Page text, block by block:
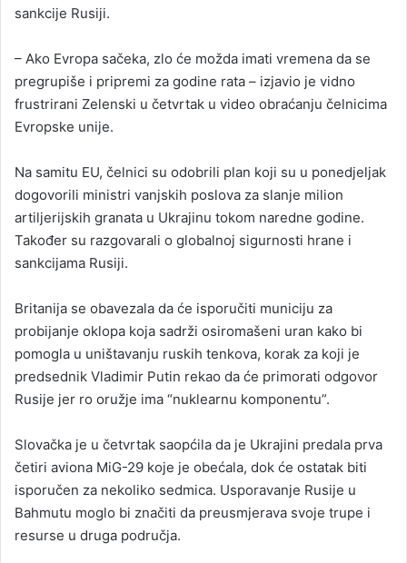
sankcije Rusiji.
– Ako Evropa sačeka, zlo će možda imati vremena da se
pregrupiše i pripremi za godine rata – izjavio je vidno
frustrirani Zelenski u četvrtak u video obraćanju čelnicima
Evropske unije.
Na samitu EU, čelnici su odobrili plan koji su u ponedjeljak
dogovorili ministri vanjskih poslova za slanje milion
artiljerijskih granata u Ukrajinu tokom naredne godine.
Također su razgovarali o globalnoj sigurnosti hrane i
sankcijama Rusiji.
Britanija se obavezala da će isporučiti municiju za
probijanje oklopa koja sadrži osiromašeni uran kako bi
pomogla u uništavanju ruskih tenkova, korak za koji je
predsednik Vladimir Putin rekao da će primorati odgovor
Rusije jer ro oružje ima “nuklearnu komponentu”.
Slovačka je u četvrtak saopćila da je Ukrajini predala prva
četiri aviona MiG-29 koje je obećala, dok će ostatak biti
isporučen za nekoliko sedmica. Usporavanje Rusije u
Bahmutu moglo bi značiti da preusmjerava svoje trupe i
resurse u druga područja.